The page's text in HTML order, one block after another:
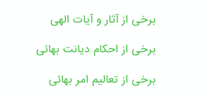
برخی از آثار و آیات الهی
برخی از احکام دیانت بهائی
برخی از تعالیم امر بهائی